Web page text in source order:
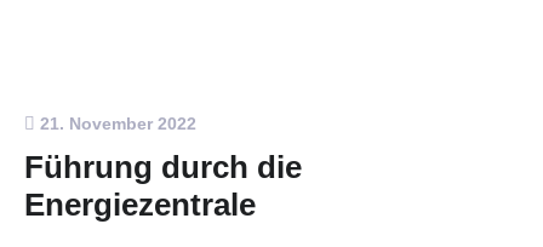
21. November 2022
Führung durch die
Energiezentrale